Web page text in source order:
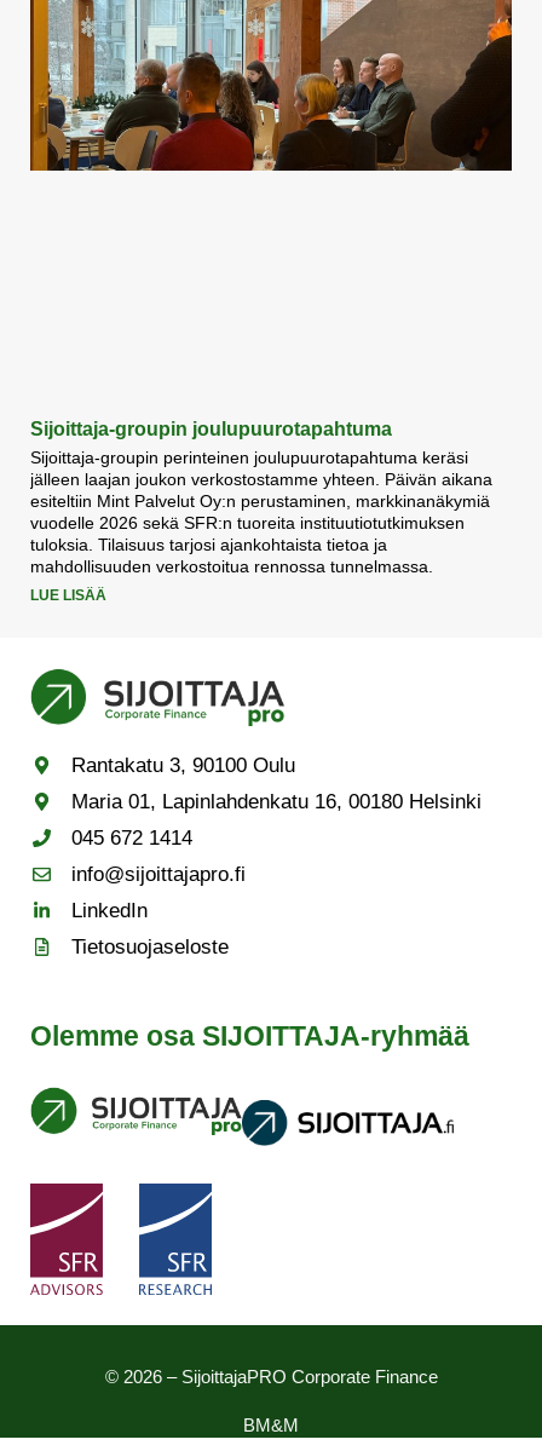
Sijoittaja-groupin joulupuurotapahtuma
Sijoittaja-groupin perinteinen joulupuurotapahtuma keräsi
jälleen laajan joukon verkostostamme yhteen. Päivän aikana
esiteltiin Mint Palvelut Oy:n perustaminen, markkinanäkymiä
vuodelle 2026 sekä SFR:n tuoreita instituutiotutkimuksen
tuloksia. Tilaisuus tarjosi ajankohtaista tietoa ja
mahdollisuuden verkostoitua rennossa tunnelmassa.
LUE LISÄÄ
Rantakatu 3, 90100 Oulu
Maria 01, Lapinlahdenkatu 16, 00180 Helsinki
045 672 1414
info@sijoittajapro.fi
LinkedIn
Tietosuojaseloste
Olemme osa SIJOITTAJA-ryhmää
© 2026 – SijoittajaPRO Corporate Finance
BM&M